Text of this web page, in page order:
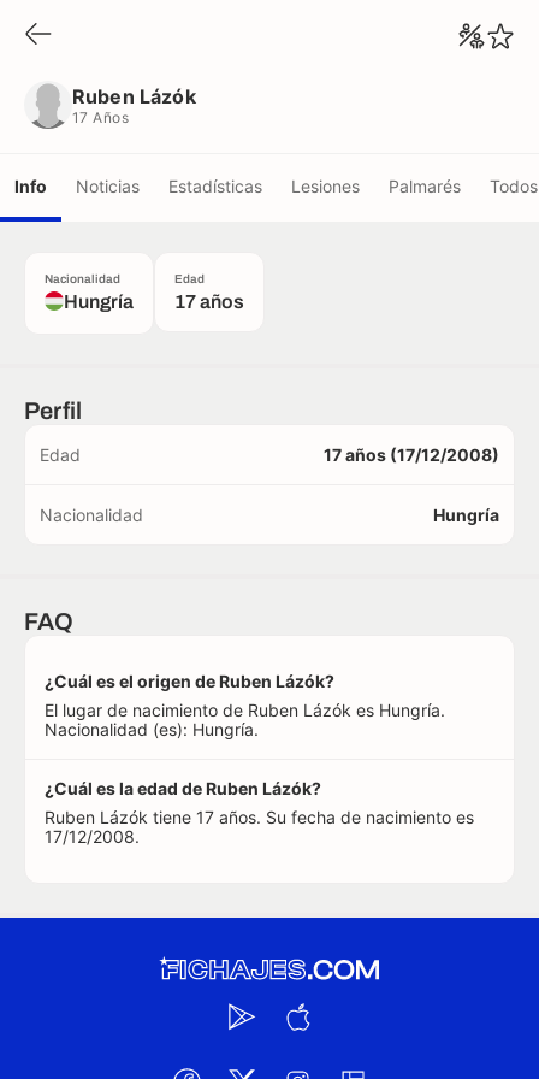
Ruben Lázók
17 Años
Info Noticias Estadísticas Lesiones Palmarés
Nacionalidad
Hungría
Edad
17 años
Perfil
Edad 17 años (17/12/2008)
Nacionalidad Hungría
FAQ
¿Cuál es el origen de Ruben Lázók?
El lugar de nacimiento de Ruben Lázók es Hungría.
Nacionalidad (es): Hungría.
¿Cuál es la edad de Ruben Lázók?
Ruben Lázók tiene 17 años. Su fecha de nacimiento es
17/12/2008.